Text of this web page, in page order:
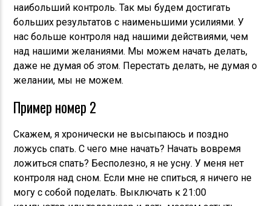
наибольший контроль. Так мы будем достигать
больших результатов с наименьшими усилиями. У
нас больше контроля над нашими действиями, чем
над нашими желаниями. Мы можем начать делать,
даже не думая об этом. Перестать делать, не думая о
желании, мы не можем.
Пример номер 2
Скажем, я хронически не высыпаюсь и поздно
ложусь спать. С чего мне начать? Начать вовремя
ложиться спать? Бесполезно, я не усну. У меня нет
контроля над сном. Если мне не спиться, я ничего не
могу с собой поделать. Выключать к 21:00